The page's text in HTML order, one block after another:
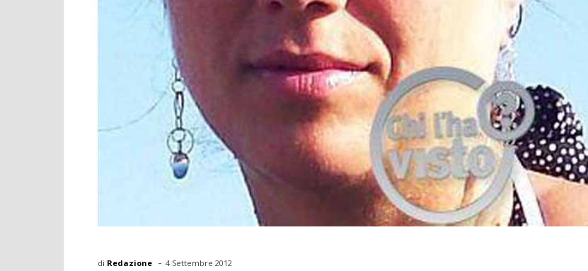
di Redazione - 4 Settembre 2012